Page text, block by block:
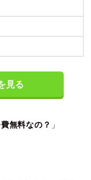
見る
無料なの？ 」